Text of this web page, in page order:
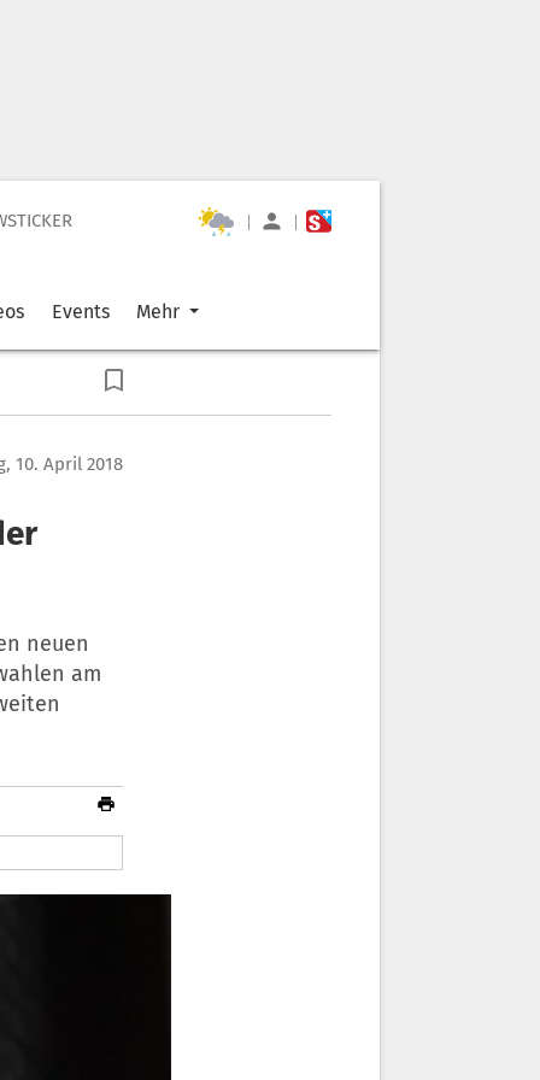
| |
Events Mehr
10. April 2018
neuen
am